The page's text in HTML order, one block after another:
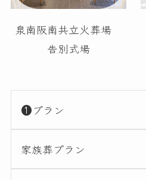
泉南阪南共立火葬場
告別式場
❶プラン
家族葬プラン